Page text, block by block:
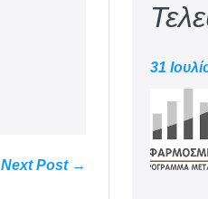
Next Post →
31